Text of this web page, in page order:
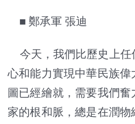
■ 鄭承軍 張迪
今天，我們比歷史上任
心和能力實現中華民族
圖已經繪就，需要我們
家的根和脈，總是在潤